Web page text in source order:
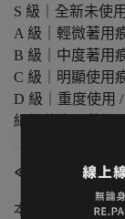
S 級｜全新未使用
A 級｜輕微著用
B 級｜中度著用
C 級｜明顯使用
D 級｜重度使用
細評估商品狀況
≪注意事項≫
本店與實體店同